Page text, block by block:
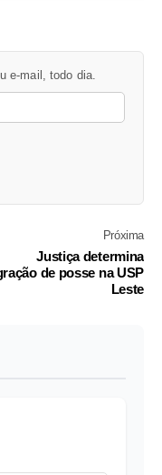
e-mail, todo dia.
Próxima
Justiça determina
de posse na USP
Leste